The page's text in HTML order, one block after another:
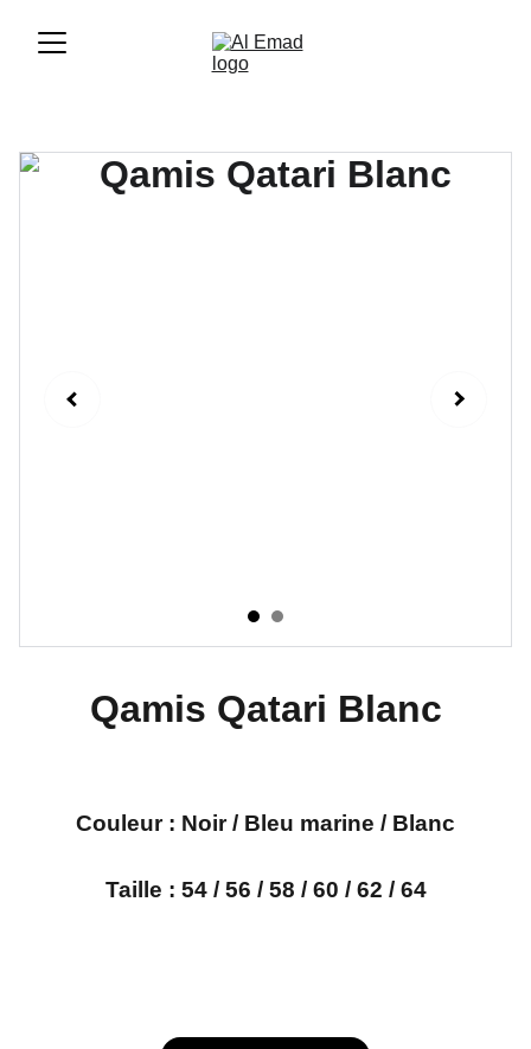
Qamis Qatari Blanc
Couleur : Noir / Bleu marine / Blanc
Taille : 54 / 56 / 58 / 60 / 62 / 64